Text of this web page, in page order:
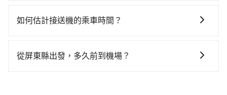
城市的300倍。縱使幸運攔到一輛小黃了，屏東縣少部分
人平均花費約1,510元，費時3小時31分鐘。長距離移動
費，約有29%會採現場議價，建議最好先上網預約，以
佳選擇。
方式。 3. 計程車：計程車通常是到達機場的比較昂貴的
供從市中心或其他地區到機場的固定價格，可以預先知
接送體驗。相較於信用卡公司提供的免費接送服務，旅
李。此外，旅步的司機都是經過嚴格篩選和培訓的專業
如何估計接送機的乘車時間？
到機場報到，為避免可能的塞車情況，在預估時最好額
從屏東縣出發，多久前到機場？